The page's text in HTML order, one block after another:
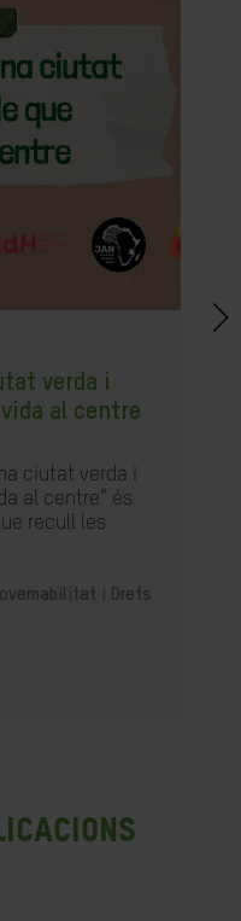
verda i
al centre
ciutat verda i
al centre” és
recull les
i Drets